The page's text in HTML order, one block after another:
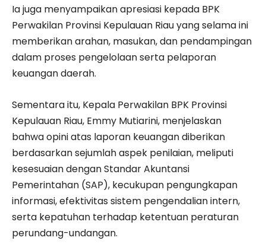
Ia juga menyampaikan apresiasi kepada BPK
Perwakilan Provinsi Kepulauan Riau yang selama ini
memberikan arahan, masukan, dan pendampingan
dalam proses pengelolaan serta pelaporan
keuangan daerah.
Sementara itu, Kepala Perwakilan BPK Provinsi
Kepulauan Riau, Emmy Mutiarini, menjelaskan
bahwa opini atas laporan keuangan diberikan
berdasarkan sejumlah aspek penilaian, meliputi
kesesuaian dengan Standar Akuntansi
Pemerintahan (SAP), kecukupan pengungkapan
informasi, efektivitas sistem pengendalian intern,
serta kepatuhan terhadap ketentuan peraturan
perundang-undangan.